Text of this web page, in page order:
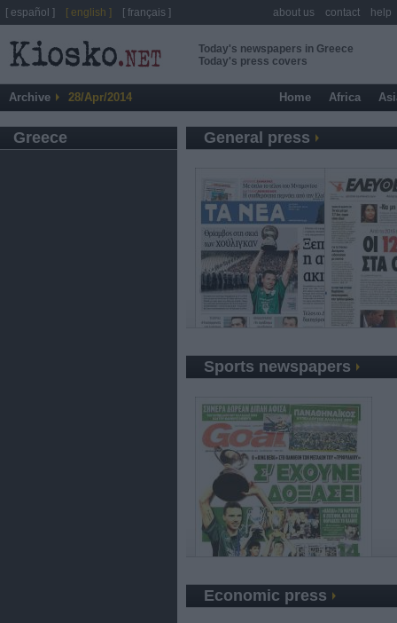
Today's newspapers in Greece
Today's press covers
Archive 28/Apr/2014 Home Africa
Greece General press
Sports newspapers
Economic press
[ español ] [ english ] [ français ] about us contact help